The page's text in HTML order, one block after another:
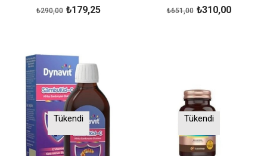
₺179,25
₺290,00 ₺310,00
₺651,00
Tükendi Tükendi